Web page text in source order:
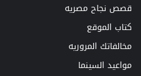
قصص نجاح مصريه
كتاب الموقع
مخالفاتك المروريه
مواعيد السينما